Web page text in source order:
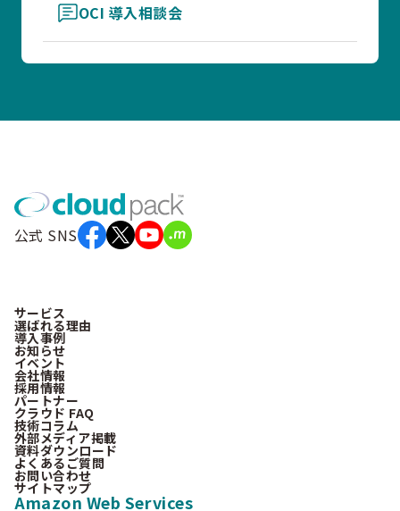
OCI 導入相談会
公式 SNS
サービス
選ばれる理由
導入事例
お知らせ
イベント
会社情報
採用情報
パートナー
クラウド FAQ
技術コラム
外部メディア掲載
資料ダウンロード
よくあるご質問
お問い合わせ
サイトマップ
Amazon Web Services